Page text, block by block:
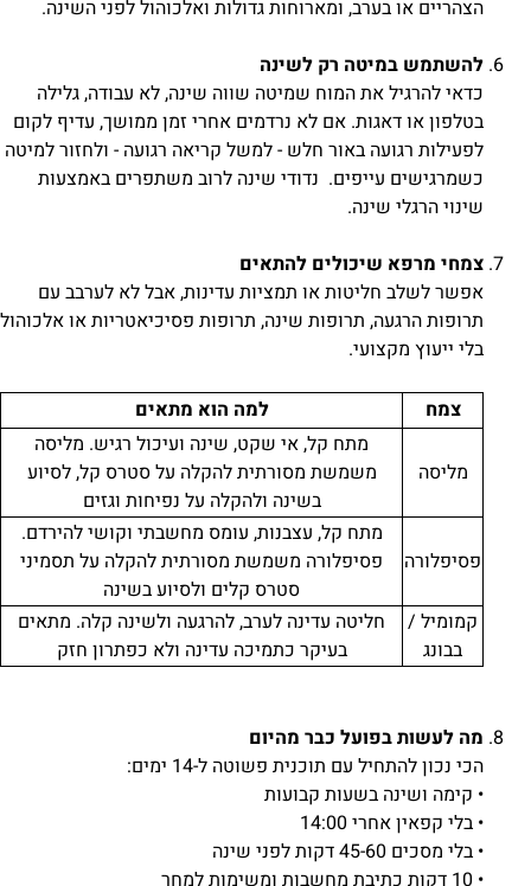
הצהריים או בערב, ומארוחות גדולות ואלכוהול לפני השינה.
להשתמש במיטה רק לשינה
כדאי להרגיל את המוח שמיטה שווה שינה, לא עבודה, גלילה
בטלפון או דאגות. אם לא נרדמים אחרי זמן ממושך, עדיף לקום
לפעילות רגועה באור חלש - למשל קריאה רגועה - ולחזור למיטה
כשמרגישים עייפים. נדודי שינה לרוב משתפרים באמצעות
שינוי הרגלי שינה.
צמחי מרפא שיכולים להתאים
אפשר לשלב חליטות או תמציות עדינות, אבל לא לערבב עם
תרופות הרגעה, תרופות שינה, תרופות פסיכיאטריות או אלכוהול
בלי ייעוץ מקצועי.
צמח למה הוא מתאים
מליסה
מתח קל, אי שקט, שינה ועיכול רגיש. מליסה
משמשת מסורתית להקלה על סטרס קל, לסיוע
בשינה ולהקלה על נפיחות וגזים
פסיפלורה
מתח קל, עצבנות, עומס מחשבתי וקושי להירדם.
פסיפלורה משמשת מסורתית להקלה על תסמיני
סטרס קלים ולסיוע בשינה
קמומיל /
בבונג
חליטה עדינה לערב, להרגעה ולשינה קלה. מתאים
בעיקר כתמיכה עדינה ולא כפתרון חזק
מה לעשות בפועל כבר מהיום
הכי נכון להתחיל עם תוכנית פשוטה ל-14 ימים:
• קימה ושינה בשעות קבועות
• בלי קפאין אחרי 14:00
• בלי מסכים 45-60 דקות לפני שינה
• 10 דקות כתיבת מחשבות ומשימות למחר